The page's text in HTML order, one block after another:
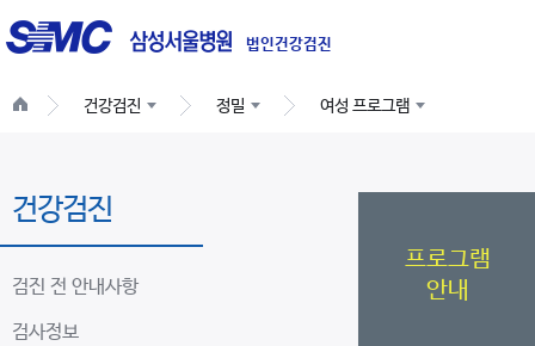
법인건강검진
글
로
네
이
션
건강검진 정밀 여성 프로그램
건강검진
검진 전 안내사항
검사정보
프로그램
안내